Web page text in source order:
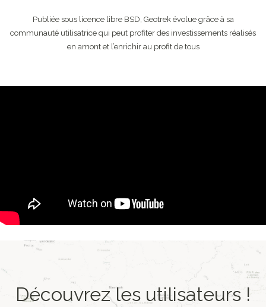
Publiée sous licence libre BSD, Geotrek évolue grâce à sa
communauté utilisatrice qui peut profiter des investissements réalisés
en amont et l’enrichir au profit de tous
Découvrez les utilisateurs !